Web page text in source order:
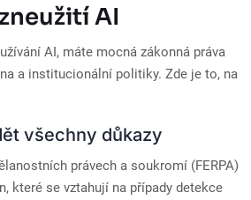
AI
AI, máte mocná zákonná práva
a institucionální politiky. Zde je to, na
všechny důkazy
právech a soukromí (FERPA)
které se vztahují na případy detekce